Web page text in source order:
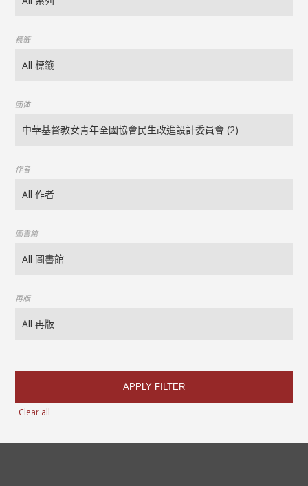
標籤
团体
作者
圖書館
再版
APPLY FILTER
Clear all